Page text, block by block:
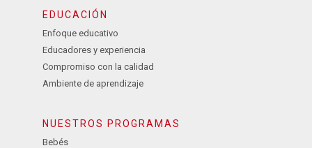
EDUCACIÓN
Enfoque educativo
Educadores y experiencia
Compromiso con la calidad
Ambiente de aprendizaje
NUESTROS PROGRAMAS
Bebés